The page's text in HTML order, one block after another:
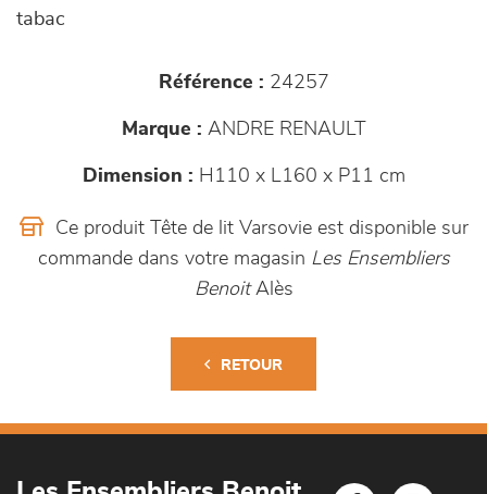
tabac
Référence : 24257
Marque : ANDRE RENAULT
Dimension : H110 x L160 x P11 cm
Ce produit Tête de lit Varsovie est disponible sur
commande dans votre magasin Les Ensembliers
BenoitAlès
RETOUR